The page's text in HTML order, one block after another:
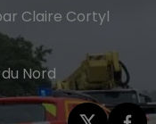
Claire Cortyl
Nord